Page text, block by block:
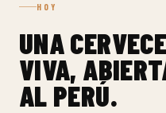
HOY
UNA
VIVA,
AL PERÚ.